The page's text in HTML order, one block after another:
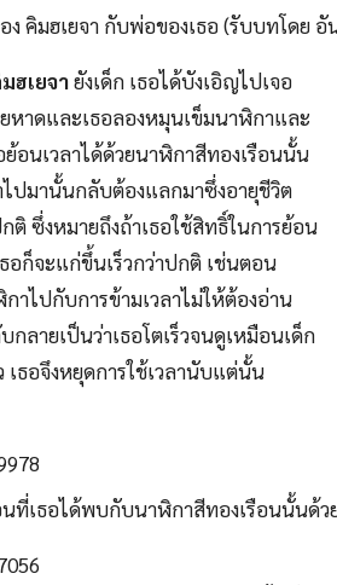
คิมฮเยจา กับพ่อของเธอ (รับบทโดย อั
ฮเยจายังเด็ก เธอได้บังเอิญไปเจอ
หาดและเธอลองหมุนเข็มนาฬิกาและ
อนเวลาได้ด้วยนาฬิกาสีทองเรือนนั้น
ไปมานั้นกลับต้องแลกมาซึ่งอายุชีวิต
ติ ซึ่งหมายถึงถ้าเธอใช้สิทธิ์ในการย้อน
อก็จะแก่ขึ้นเร็วกว่าปกติ เช่นตอน
าไปกับการข้ามเวลาไม่ให้ต้องอ่าน
ลายเป็นว่าเธอโตเร็วจนดูเหมือนเด็ก
เธอจึงหยุดการใช้เวลานับแต่นั้น
นที่เธอได้พบกับนาฬิกาสีทองเรือนนั้นด้ว